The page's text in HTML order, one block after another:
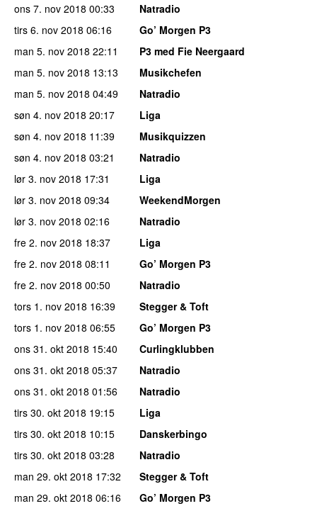
ons 7. nov 2018 00:33
Natradio
tirs 6. nov 2018 06:16
Go’ Morgen P3
man 5. nov 2018 22:11
P3 med Fie Neergaard
man 5. nov 2018 13:13
Musikchefen
man 5. nov 2018 04:49
Natradio
søn 4. nov 2018 20:17
Liga
søn 4. nov 2018 11:39
Musikquizzen
søn 4. nov 2018 03:21
Natradio
lør 3. nov 2018 17:31
Liga
lør 3. nov 2018 09:34
WeekendMorgen
lør 3. nov 2018 02:16
Natradio
fre 2. nov 2018 18:37
Liga
fre 2. nov 2018 08:11
Go’ Morgen P3
fre 2. nov 2018 00:50
Natradio
tors 1. nov 2018 16:39
Stegger & Toft
tors 1. nov 2018 06:55
Go’ Morgen P3
ons 31. okt 2018 15:40
Curlingklubben
ons 31. okt 2018 05:37
Natradio
ons 31. okt 2018 01:56
Natradio
tirs 30. okt 2018 19:15
Liga
tirs 30. okt 2018 10:15
Danskerbingo
tirs 30. okt 2018 03:28
Natradio
man 29. okt 2018 17:32
Stegger & Toft
man 29. okt 2018 06:16
Go’ Morgen P3